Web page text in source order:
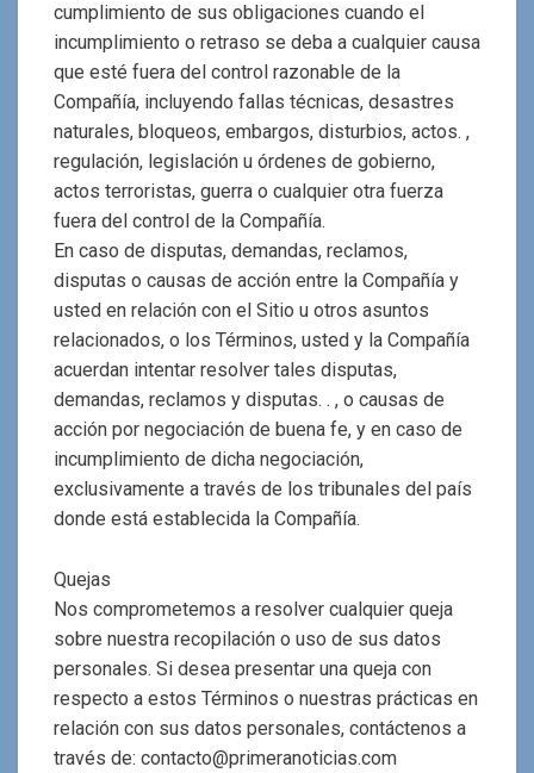
cumplimiento de sus obligaciones cuando el
incumplimiento o retraso se deba a cualquier causa
que esté fuera del control razonable de la
Compañía, incluyendo fallas técnicas, desastres
naturales, bloqueos, embargos, disturbios, actos. ,
regulación, legislación u órdenes de gobierno,
actos terroristas, guerra o cualquier otra fuerza
fuera del control de la Compañía.
En caso de disputas, demandas, reclamos,
disputas o causas de acción entre la Compañía y
usted en relación con el Sitio u otros asuntos
relacionados, o los Términos, usted y la Compañía
acuerdan intentar resolver tales disputas,
demandas, reclamos y disputas. . , o causas de
acción por negociación de buena fe, y en caso de
incumplimiento de dicha negociación,
exclusivamente a través de los tribunales del país
donde está establecida la Compañía.
Quejas
Nos comprometemos a resolver cualquier queja
sobre nuestra recopilación o uso de sus datos
personales. Si desea presentar una queja con
respecto a estos Términos o nuestras prácticas en
relación con sus datos personales, contáctenos a
través de: contacto@primeranoticias.com